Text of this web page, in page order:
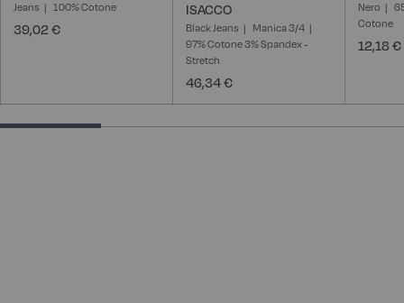
Jeans 100% Cotone
39,02 €
ISACCO
Black Jeans
Manica 3/4
97% Cotone 3% Spandex -
Stretch
46,34 €
Nero
Cotone
12,18 €
25% completed